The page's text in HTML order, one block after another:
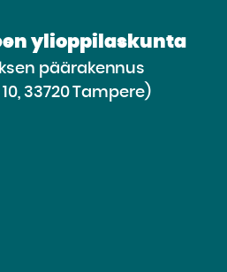
ylioppilaskunta
päärakennus
33720 Tampere)